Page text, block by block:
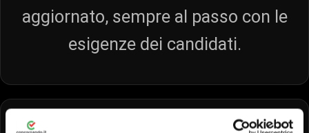
aggiornato, sempre al passo con le
esigenze dei candidati.